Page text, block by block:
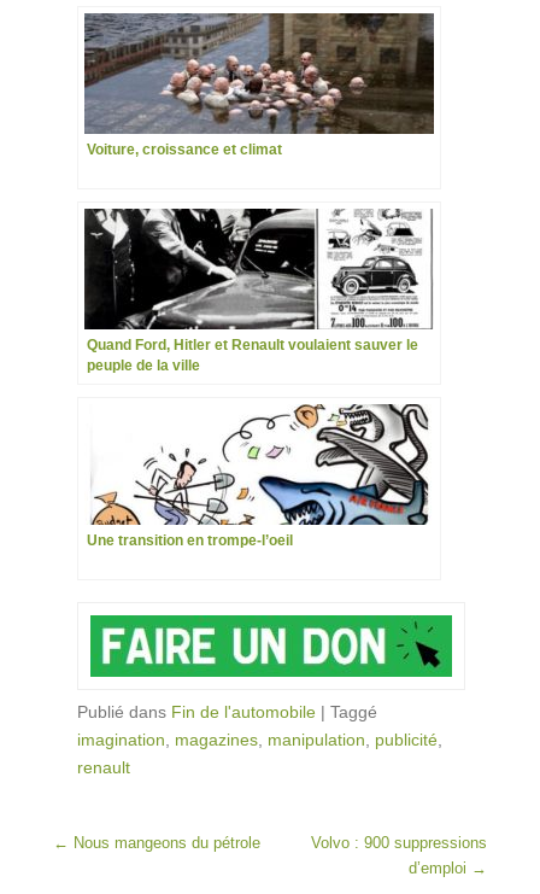
Voiture, croissance et climat
Quand Ford, Hitler et Renault voulaient sauver le
peuple de la ville
Une transition en trompe-l’oeil
Publié dans Fin de l'automobile | Taggé
imagination
magazines manipulation publicité
renault
Post navigation
← Nous mangeons du pétrole
Volvo : 900 suppressions
d’emploi →